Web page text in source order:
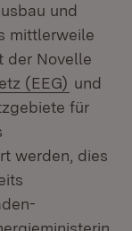
und
mittlerweile
der Novelle
(EEG) und
für
werden, dies